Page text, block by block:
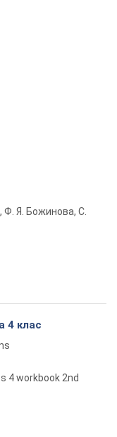
Ф. Я. Божинова, С.
4 клас
4 workbook 2nd